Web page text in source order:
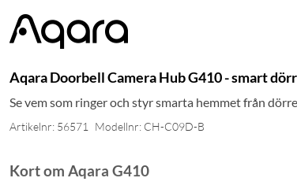
Aqara Doorbell Camera Hub G410 - smart
Se vem som ringer och styr smarta hemmet från
Artikelnr: 56571 Modellnr: CH-C09D-B
Kort om Aqara G410